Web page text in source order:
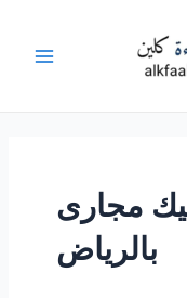
مجارى
بالرياض